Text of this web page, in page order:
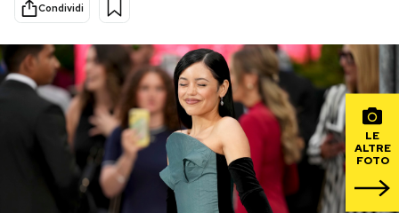
Cultura
Economia
Sport
Altrecose
Mondiali calcio 2026
PODCAST
NEWSLETTER
Condividi
LE
ALTRE
FOTO